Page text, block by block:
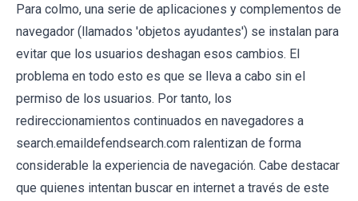
Para colmo, una serie de aplicaciones y complementos de
navegador (llamados 'objetos ayudantes') se instalan para
evitar que los usuarios deshagan esos cambios. El
problema en todo esto es que se lleva a cabo sin el
permiso de los usuarios. Por tanto, los
redireccionamientos continuados en navegadores a
search.emaildefendsearch.com ralentizan de forma
considerable la experiencia de navegación. Cabe destacar
que quienes intentan buscar en internet a través de este